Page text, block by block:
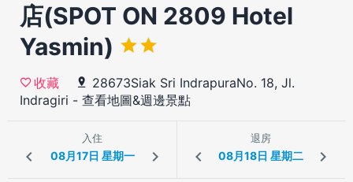
店(SPOT ON 2809 Hotel
Yasmin)
收藏
28673Siak Sri IndrapuraNo. 18, Jl.
Indragiri - 查看地圖&週邊景點
入住 退房